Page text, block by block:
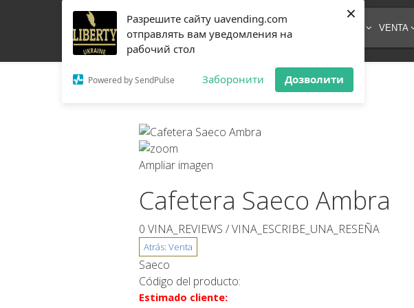
Разрешите сайту uavending.com
отправлять вам уведомления на
рабочий стол
Powered by SendPulse Заборонити Дозволити
×
HOGAR FILTRACIÓN RRO VENTA
Ampliar imagen
Cafetera Saeco Ambra
0 VINA_REVIEWS /VINA_ESCRIBE_UNA_RESEÑA
Saeco
Código del producto:
Estimado cliente: